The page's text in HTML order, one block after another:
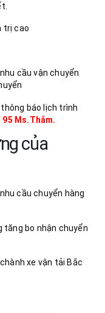
trị cao
cầu vận chuyển
báo lịch trình
95 Ms.Thắm.
của
cầu chuyển hàng
tăng bo nhận chuyển
xe vận tải Bắc